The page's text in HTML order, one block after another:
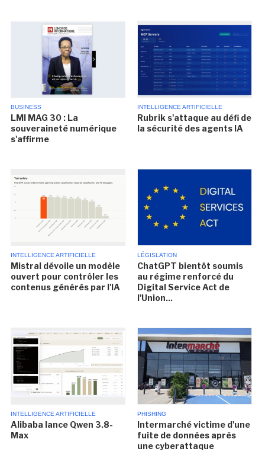
BUSINESS
LMI MAG 30 : La
souveraineté numérique
s'affirme
INTELLIGENCE ARTIFICIELLE
Rubrik s'attaque au défi de
la sécurité des agents IA
INTELLIGENCE ARTIFICIELLE
Mistral dévoile un modèle
ouvert pour contrôler les
contenus générés par l'IA
LÉGISLATION
ChatGPT bientôt soumis
au régime renforcé du
Digital Service Act de
l'Union...
INTELLIGENCE ARTIFICIELLE
Alibaba lance Qwen 3.8-
Max
PHISHING
Intermarché victime d'une
fuite de données après
une cyberattaque